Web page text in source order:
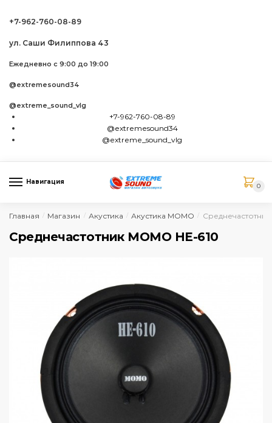
+7-962-760-08-89
ул. Саши Филиппова 43
Ежедневно с 9:00 до 19:00
@extremesound34
@extreme_sound_vlg
+7-962-760-08-89
@extremesound34
@extreme_sound_vlg
Навигация
0
Главная Магазин / Акустика / Акустика MOMO /
Среднечастотник MOMO HE-610